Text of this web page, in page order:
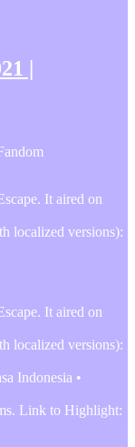
|
It aired on
localized versions):
It aired on
localized versions):
Indonesia •
Link to Highlight: